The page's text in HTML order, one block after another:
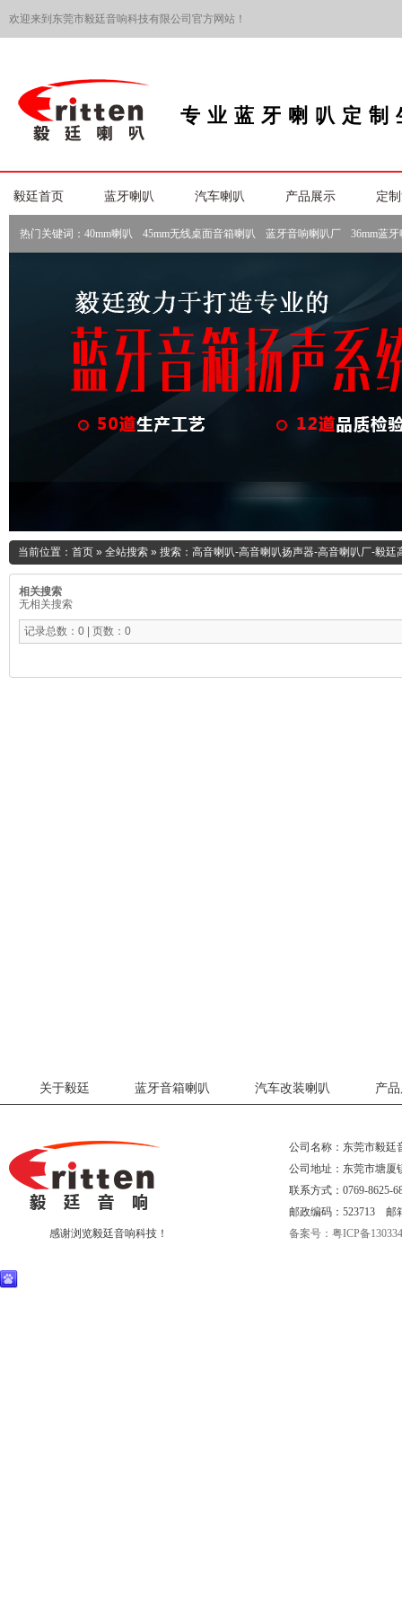
欢迎来到东莞市毅廷音响科技有限公司官方网站！
专业蓝牙喇叭定制
毅廷首页 蓝牙喇叭 汽车喇叭 产品展示 定
热门关键词： 40mm喇叭 45mm无线桌面音箱喇叭 蓝牙音响喇叭厂 36mm蓝
当前位置： 首页 » 全站搜索 » 搜索：高音喇叭-高音喇叭扬声器-高音喇叭厂-毅廷
相关搜索
无相关搜索
记录总数：0 | 页数：0
关于毅廷 蓝牙音箱喇叭 汽车改装喇叭 产
感谢浏览毅廷音响科技！
公司名称：东莞市毅廷
公司地址：东莞市塘厦
联系方式：0769-8625-
邮政编码：523713 邮
备案号：粤ICP备